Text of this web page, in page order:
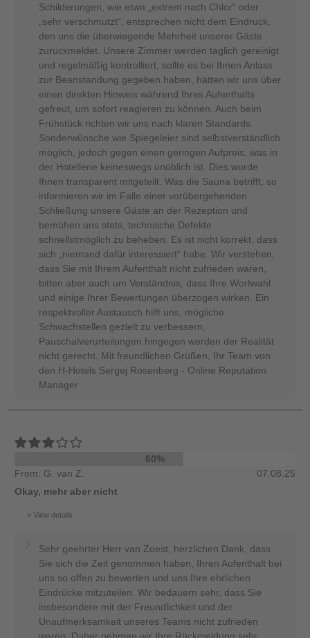
Schilderungen, wie etwa „extrem nach Chlor“ oder
„sehr verschmutzt“, entsprechen nicht dem Eindruck,
den uns die überwiegende Mehrheit unserer Gäste
zurückmeldet. Unsere Zimmer werden täglich gereinigt
und regelmäßig kontrolliert, sollte es bei Ihnen Anlass
zur Beanstandung gegeben haben, hätten wir uns über
einen direkten Hinweis während Ihres Aufenthalts
gefreut, um sofort reagieren zu können. Auch beim
Frühstück richten wir uns nach klaren Standards.
Sonderwünsche wie Spiegeleier sind selbstverständlich
möglich, jedoch gegen einen geringen Aufpreis, was in
der Hotellerie keineswegs unüblich ist. Dies wurde
Ihnen transparent mitgeteilt. Was die Sauna betrifft, so
informieren wir im Falle einer vorübergehenden
Schließung unsere Gäste an der Rezeption und
bemühen uns stets, technische Defekte
schnellstmöglich zu beheben. Es ist nicht korrekt, dass
sich „niemand dafür interessiert“ habe. Wir verstehen,
dass Sie mit Ihrem Aufenthalt nicht zufrieden waren,
bitten aber auch um Verständnis, dass Ihre Wortwahl
und einige Ihrer Bewertungen überzogen wirken. Ein
respektvoller Austausch hilft uns, mögliche
Schwachstellen gezielt zu verbessern,
Pauschalverurteilungen hingegen werden der Realität
nicht gerecht. Mit freundlichen Grüßen, Ihr Team von
den H-Hotels Sergej Rosenberg - Online Reputation
Manager
60%
From: G. van Z.
07.08.25
Okay, mehr aber nicht
View details
Sehr geehrter Herr van Zoest, herzlichen Dank, dass
Sie sich die Zeit genommen haben, Ihren Aufenthalt bei
uns so offen zu bewerten und uns Ihre ehrlichen
Eindrücke mitzuteilen. Wir bedauern sehr, dass Sie
insbesondere mit der Freundlichkeit und der
Unaufmerksamkeit unseres Teams nicht zufrieden